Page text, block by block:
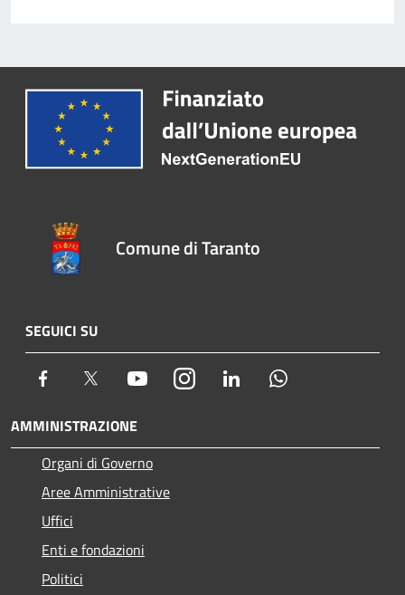
Comune di Taranto
SEGUICI SU
Facebook Twitter YoutubeInstagram LinkedIn
AMMINISTRAZIONE
Organi di Governo
Aree Amministrative
Uffici
Enti e fondazioni
Politici